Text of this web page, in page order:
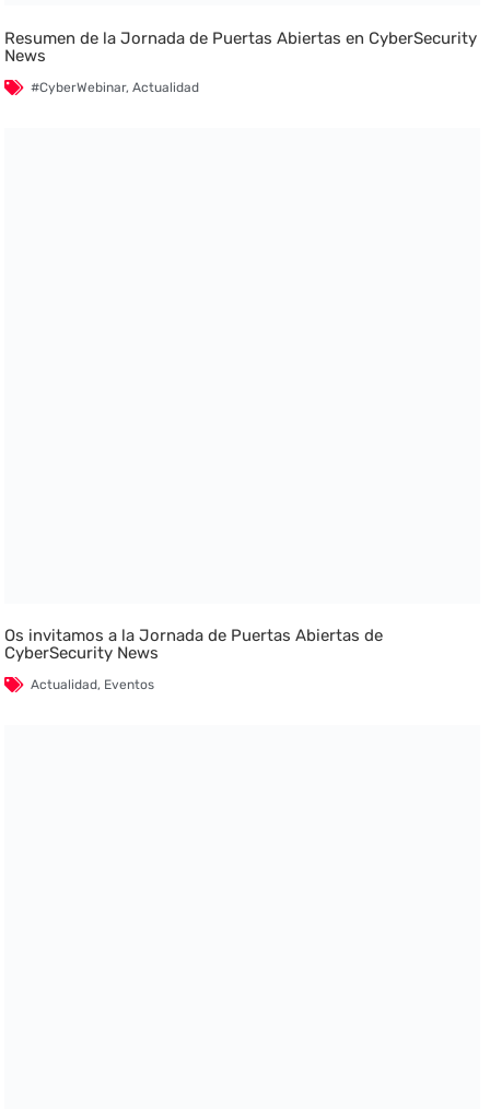
Resumen de la Jornada de Puertas Abiertas en CyberSecurity
News
#CyberWebinar,Actualidad
Os invitamos a la Jornada de Puertas Abiertas de
CyberSecurity News
Actualidad, Eventos